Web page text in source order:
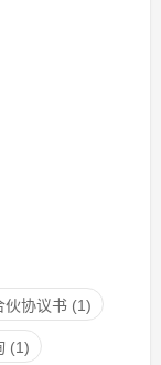
伙协议书(1)
(1)